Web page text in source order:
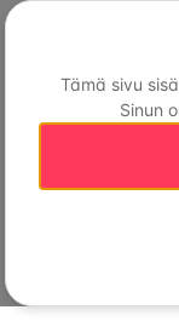
Tämä sivu
Sinun